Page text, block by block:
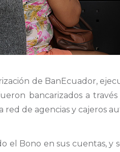
de BanEcuador,
bancarizados a
red de agencias y cajeros
el Bono en sus cuentas, y